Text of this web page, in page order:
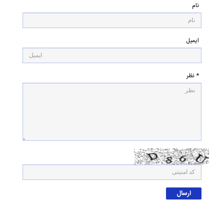
نام
ایمیل
* نظر